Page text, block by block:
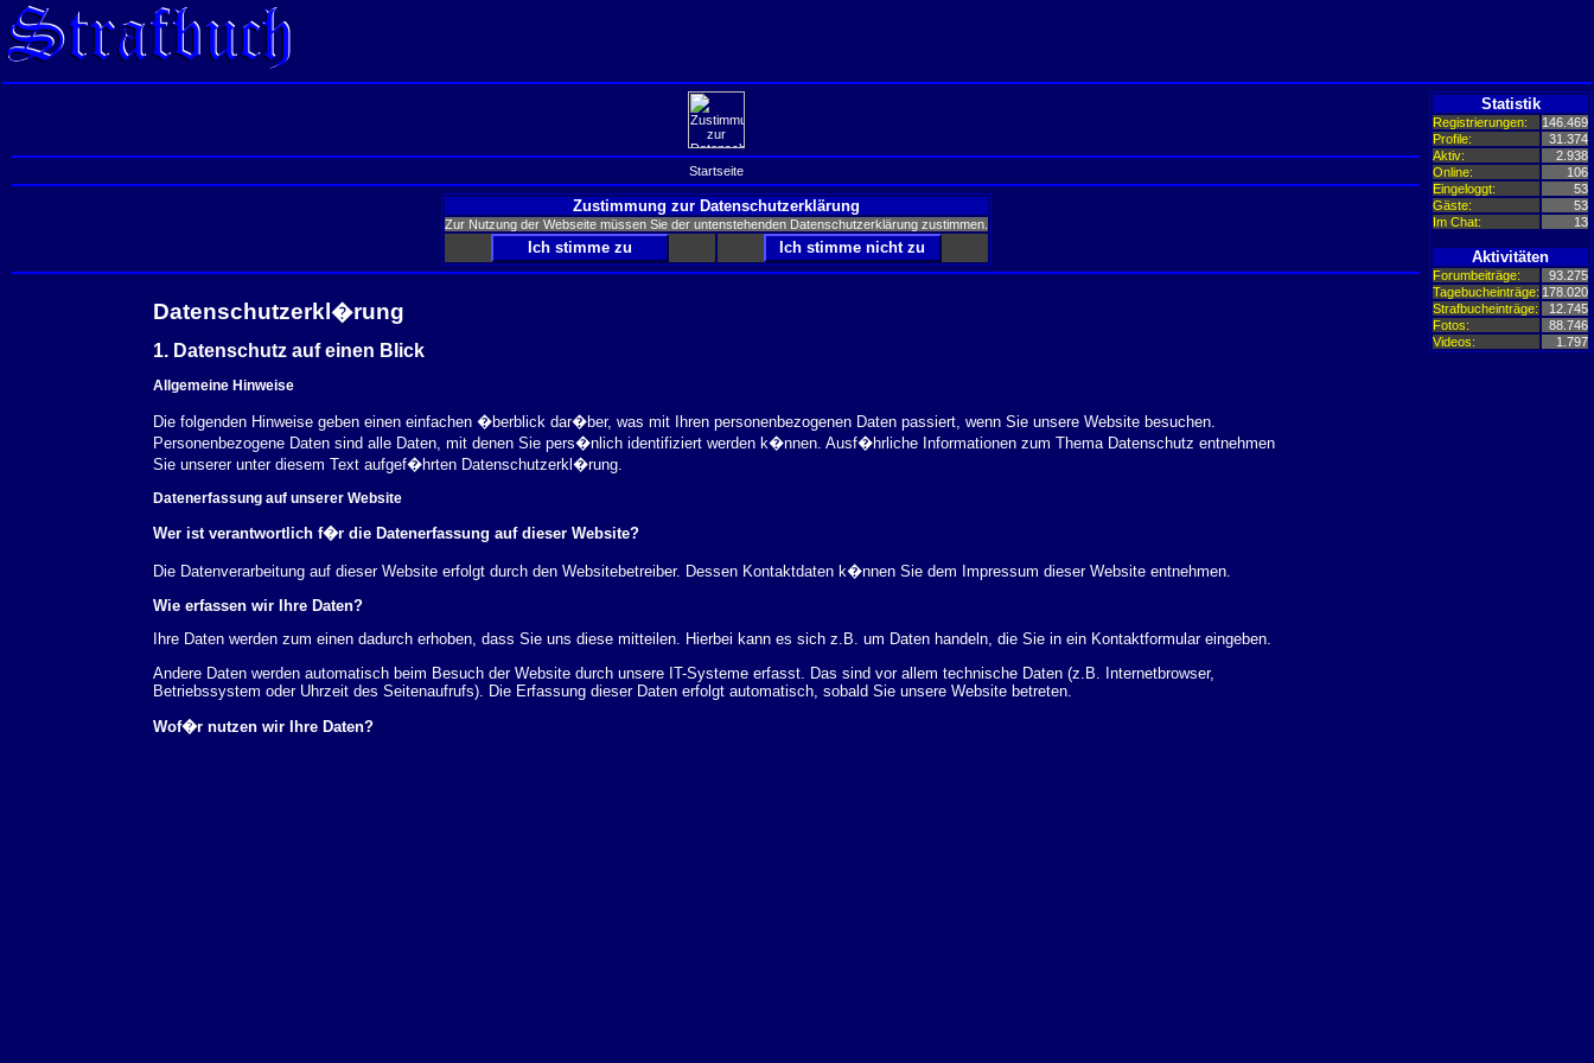
Startseite
Zustimmung zur Datenschutzerklärung
Zur Nutzung der Webseite müssen Sie der untenstehenden Datenschutzerklärung zustimmen.
Datenschutzerkl�rung
1. Datenschutz auf einen Blick
Allgemeine Hinweise
Die folgenden Hinweise geben einen einfachen �berblick dar�ber, was mit Ihren personenbezogenen Daten passiert, wenn Sie unsere Website besuchen.
Personenbezogene Daten sind alle Daten, mit denen Sie pers�nlich identifiziert werden k�nnen. Ausf�hrliche Informationen zum Thema Datenschutz entnehmen
Sie unserer unter diesem Text aufgef�hrten Datenschutzerkl�rung.
Datenerfassung auf unserer Website
Wer ist verantwortlich f�r die Datenerfassung auf dieser Website?
Die Datenverarbeitung auf dieser Website erfolgt durch den Websitebetreiber. Dessen Kontaktdaten k�nnen Sie dem Impressum dieser Website entnehmen.
Wie erfassen wir Ihre Daten?
Ihre Daten werden zum einen dadurch erhoben, dass Sie uns diese mitteilen. Hierbei kann es sich z.B. um Daten handeln, die Sie in ein Kontaktformular eingeben.
Andere Daten werden automatisch beim Besuch der Website durch unsere IT-Systeme erfasst. Das sind vor allem technische Daten (z.B. Internetbrowser,
Betriebssystem oder Uhrzeit des Seitenaufrufs). Die Erfassung dieser Daten erfolgt automatisch, sobald Sie unsere Website betreten.
Wof�r nutzen wir Ihre Daten?
Statistik
Registrierungen:
146.469
Profile:
31.374
Aktiv:
2.938
Online:
106
Eingeloggt:
53
Gäste:
53
Im Chat:
13
Aktivitäten
Forumbeiträge:
93.275
Tagebucheinträge: 178.020
Strafbucheinträge:
12.745
Fotos:
88.746
Videos:
1.797